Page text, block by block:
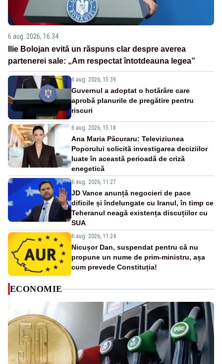
6 aug. 2026, 16:34
Ilie Bolojan evită un răspuns clar despre averea
partenerei sale: „Am respectat întotdeauna legea”
6 aug. 2026, 15:39
Guvernul a adoptat o hotărâre care
aprobă planurile de pregătire pentru
riscuri
6 aug. 2026, 15:18
Ana Maria Păcuraru: Televiziunea
Poporului solicită investigarea deciziilor
luate în această perioadă de criză
enegetică
6 aug. 2026, 11:27
JD Vance anunță negocieri de pace
dificile și îndelungate cu Iranul, în timp ce
Teheranul neagă existența discuțiilor cu
SUA
6 aug. 2026, 11:24
Nicușor Dan, suspendat pentru că nu
propune un nume de prim-ministru, așa
cum prevede Constituția!
ECONOMIE